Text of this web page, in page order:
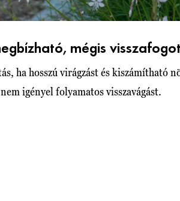
mégis
ha hosszú virágzást és kiszámítható
igényel folyamatos visszavágást.